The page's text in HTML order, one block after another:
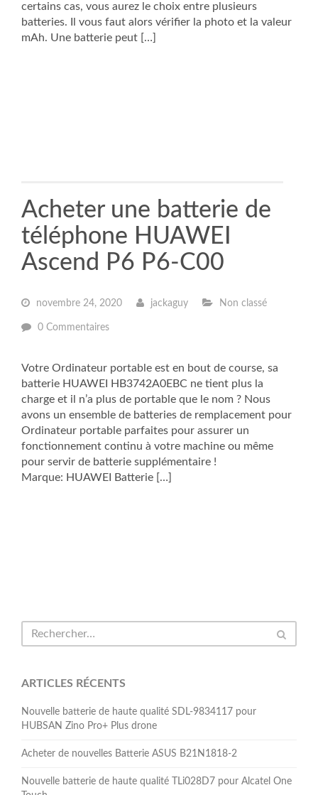
certains cas, vous aurez le choix entre plusieurs
batteries. Il vous faut alors vérifier la photo et la valeur
mAh. Une batterie peut […]
Acheter une batterie de
téléphone HUAWEI
Ascend P6 P6-C00
novembre 24, 2020 jackaguy Non classé
0 Commentaires
Votre Ordinateur portable est en bout de course, sa
batterie HUAWEI HB3742A0EBC ne tient plus la
charge et il n’a plus de portable que le nom ? Nous
avons un ensemble de batteries de remplacement pour
Ordinateur portable parfaites pour assurer un
fonctionnement continu à votre machine ou même
pour servir de batterie supplémentaire !
Marque: HUAWEI Batterie […]
ARTICLES RÉCENTS
Nouvelle batterie de haute qualité SDL-9834117 pour
HUBSAN Zino Pro+ Plus drone
Acheter de nouvelles Batterie ASUS B21N1818-2
Nouvelle batterie de haute qualité TLi028D7 pour Alcatel One